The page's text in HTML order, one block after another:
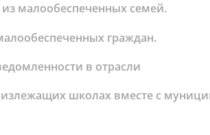
малообеспеченных семей.
граждан.
в отрасли
школах вместе с